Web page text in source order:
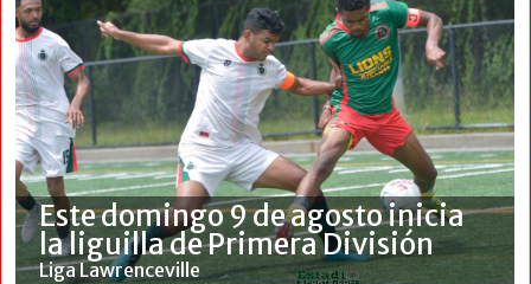
Este domingo 9 de agosto inicia
la liguilla de Primera División
Liga Lawrenceville